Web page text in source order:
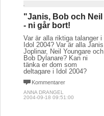
"Janis, Bob och Neil
- ni går bort!
Var är alla riktiga talanger i
Idol 2004? Var är alla Janis
Joplinar, Neil Youngare och
Bob Dylanare? Kan ni
tänka er dom som
deltagare i Idol 2004?
Kommentarer
ANNA DRANGEL
2004-09-18 09:51:00